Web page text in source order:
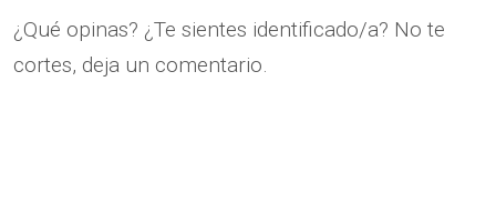
¿Qué opinas? ¿Te sientes identificado/a? No te
cortes, deja un comentario.